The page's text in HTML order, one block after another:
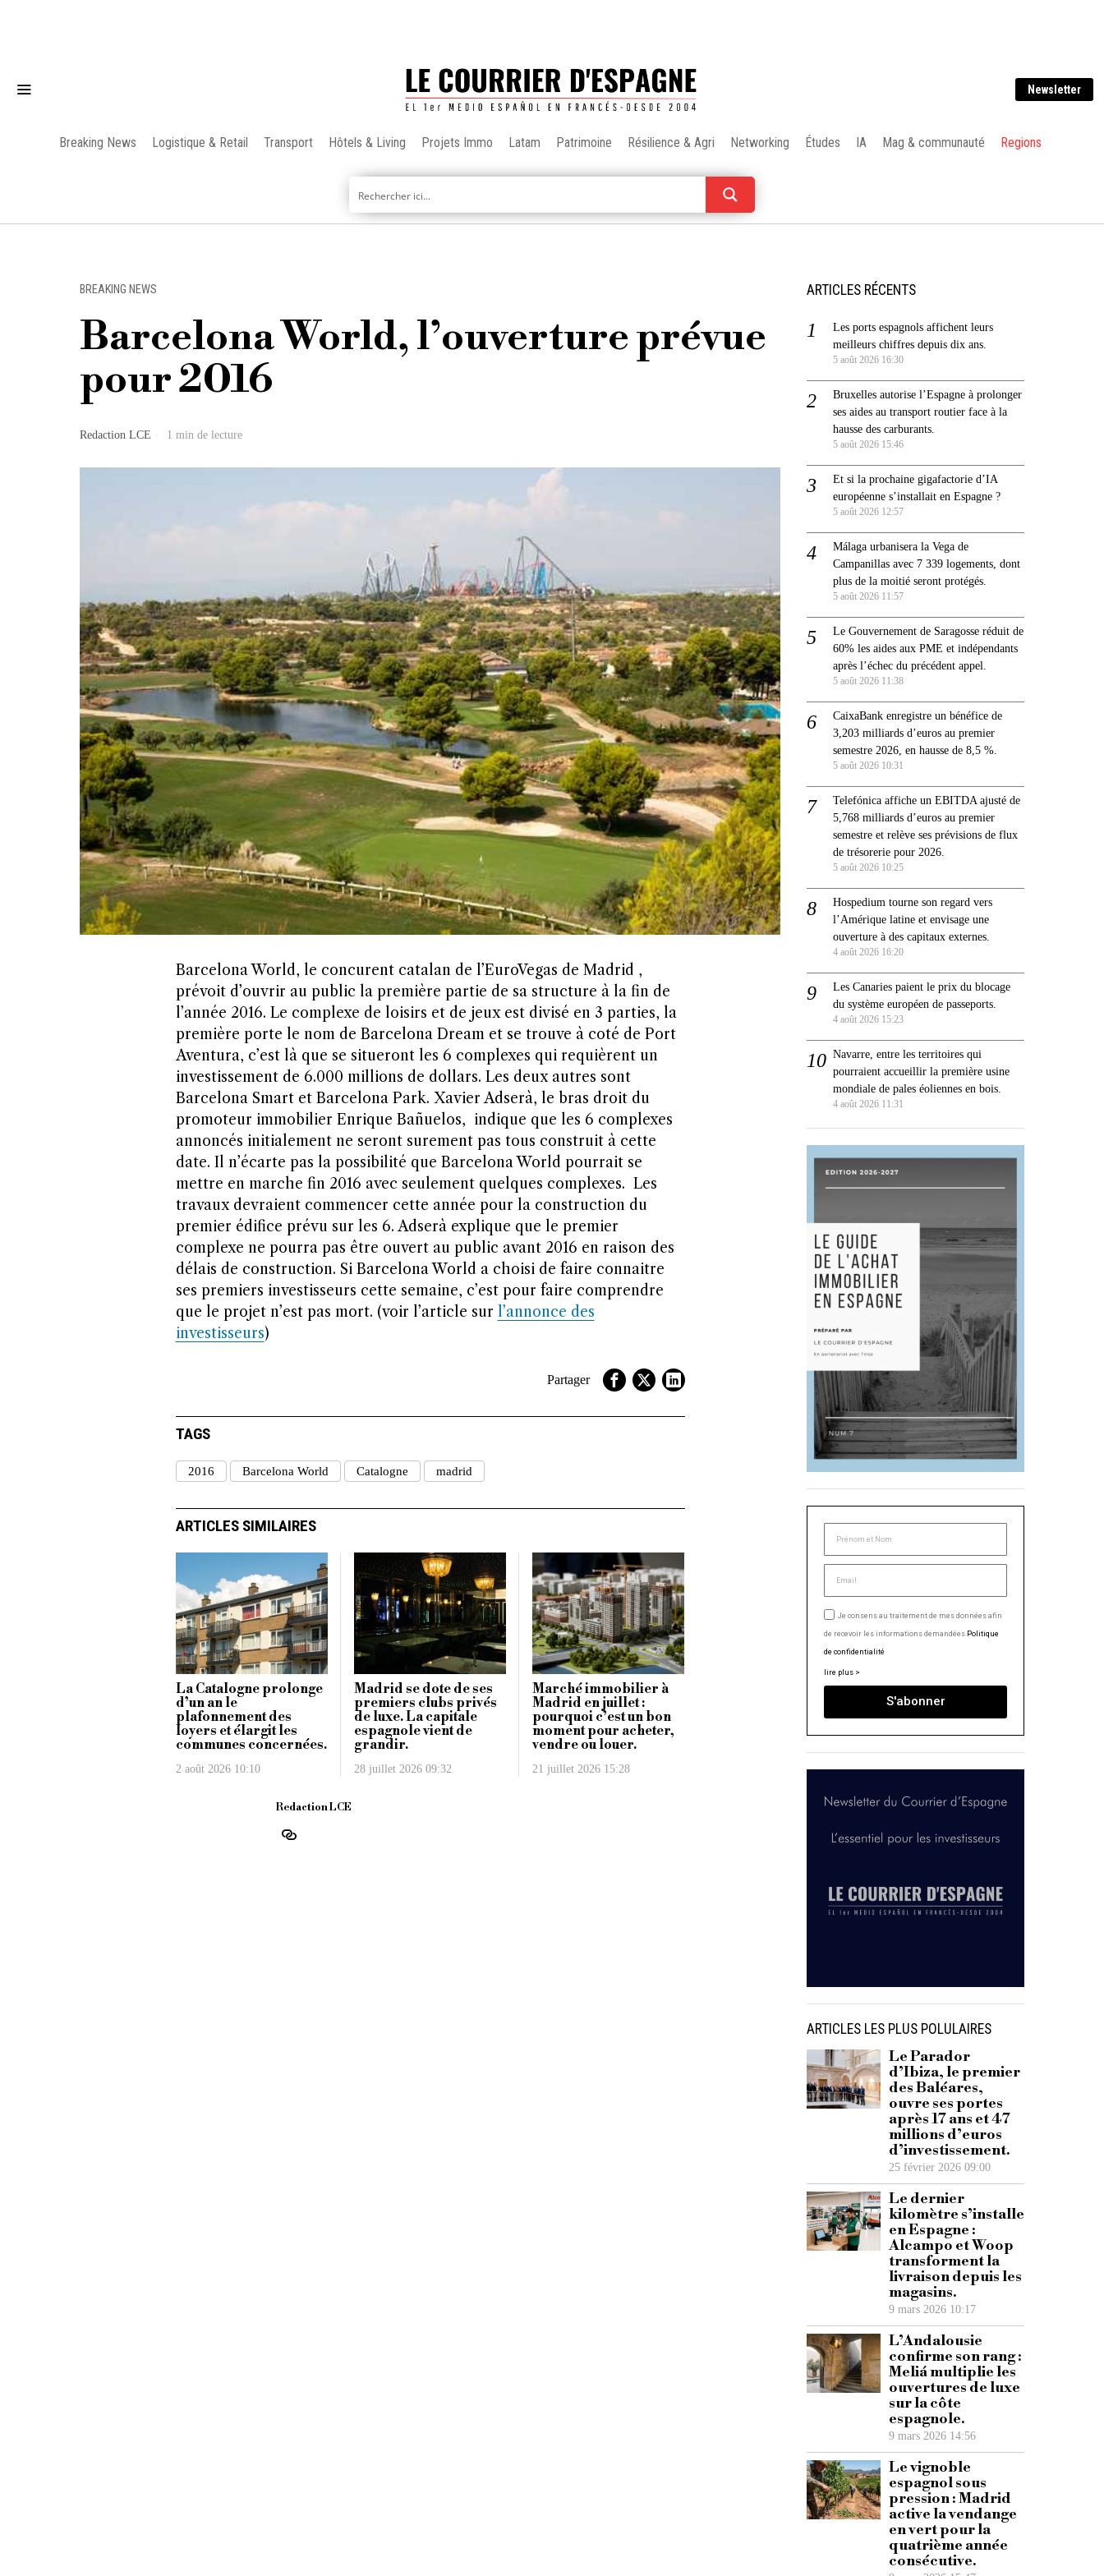
Newsletter
Breaking News Logistique & Retail Transport Hôtels & Living Projets Immo Latam Patrimoine Résilience & Agri Networking Études IA Mag & communauté Regions
BREAKING NEWS
Barcelona World, l’ouverture prévue
pour 2016
Redaction LCE 1 min de lecture
Barcelona World, le concurent catalan de l’EuroVegas de Madrid ,
prévoit d’ouvrir au public la première partie de sa structure à la fin de
l’année 2016. Le complexe de loisirs et de jeux est divisé en 3 parties, la
première porte le nom de Barcelona Dream et se trouve à coté de Port
Aventura, c’est là que se situeront les 6 complexes qui requièrent un
investissement de 6.000 millions de dollars. Les deux autres sont
Barcelona Smart et Barcelona Park. Xavier Adserà, le bras droit du
promoteur immobilier Enrique Bañuelos, indique que les 6 complexes
annoncés initialement ne seront surement pas tous construit à cette
date. Il n’écarte pas la possibilité que Barcelona World pourrait se
mettre en marche fin 2016 avec seulement quelques complexes. Les
travaux devraient commencer cette année pour la construction du
premier édifice prévu sur les 6. Adserà explique que le premier
complexe ne pourra pas être ouvert au public avant 2016 en raison des
délais de construction. Si Barcelona World a choisi de faire connaitre
ses premiers investisseurs cette semaine, c’est pour faire comprendre
que le projet n’est pas mort. (voir l’article sur l’annonce des
investisseurs)
Partager
TAGS
2016 Barcelona World Catalogne madrid
ARTICLES SIMILAIRES
La Catalogne prolonge
d’un an le
plafonnement des
loyers et élargit les
communes concernées.
2 août 2026 10:10
Madrid se dote de ses
premiers clubs privés
de luxe. La capitale
espagnole vient de
grandir.
28 juillet 2026 09:32
Marché immobilier à
Madrid en juillet :
pourquoi c’est un bon
moment pour acheter,
vendre ou louer.
21 juillet 2026 15:28
Redaction LCE
ARTICLES RÉCENTS
Les ports espagnols affichent leurs
meilleurs chiffres depuis dix ans.
5 août 2026 16:30
Bruxelles autorise l’Espagne à prolonger
ses aides au transport routier face à la
hausse des carburants.
5 août 2026 15:46
Et si la prochaine gigafactorie d’IA
européenne s’installait en Espagne ?
5 août 2026 12:57
Málaga urbanisera la Vega de
Campanillas avec 7 339 logements, dont
plus de la moitié seront protégés.
5 août 2026 11:57
Le Gouvernement de Saragosse réduit de
60% les aides aux PME et indépendants
après l’échec du précédent appel.
5 août 2026 11:38
CaixaBank enregistre un bénéfice de
3,203 milliards d’euros au premier
semestre 2026, en hausse de 8,5 %.
5 août 2026 10:31
Telefónica affiche un EBITDA ajusté de
5,768 milliards d’euros au premier
semestre et relève ses prévisions de flux
de trésorerie pour 2026.
5 août 2026 10:25
Hospedium tourne son regard vers
l’Amérique latine et envisage une
ouverture à des capitaux externes.
4 août 2026 16:20
Les Canaries paient le prix du blocage
du système européen de passeports.
4 août 2026 15:23
Navarre, entre les territoires qui
pourraient accueillir la première usine
mondiale de pales éoliennes en bois.
4 août 2026 11:31
Je consens au traitement de mes données afin
de recevoir les informations demandées. Politique
de confidentialité
lire plus >
S'abonner
ARTICLES LES PLUS POLULAIRES
Le Parador
d’Ibiza, le premier
des Baléares,
ouvre ses portes
après 17 ans et 47
millions d’euros
d’investissement.
25 février 2026 09:00
Le dernier
kilomètre s’installe
en Espagne :
Alcampo et Woop
transforment la
livraison depuis les
magasins.
9 mars 2026 10:17
L’Andalousie
confirme son rang :
Meliá multiplie les
ouvertures de luxe
sur la côte
espagnole.
9 mars 2026 14:56
Le vignoble
espagnol sous
pression : Madrid
active la vendange
en vert pour la
quatrième année
consécutive.